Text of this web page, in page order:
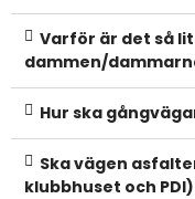
Varför är det så
dammen/
Hur ska
Ska vägen
klubbhuset och